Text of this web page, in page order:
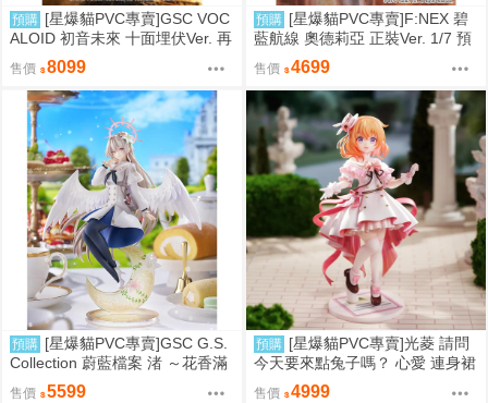
預購 [星爆貓PVC專賣]GSC VOC
ALOID 初音未來 十面埋伏Ver. 再
版 預計2027/10到貨
售價 8099
預購 [星爆貓PVC專賣]F:NEX 碧
藍航線 奧德莉亞 正裝Ver. 1/7 預
計2027/06到貨
售價 4699
預購 [星爆貓PVC專賣]GSC G.S.
Collection 蔚藍檔案 渚 ～花香滿
溢的微笑～ 預計2027/12到貨
售價 5599
預購 [星爆貓PVC專賣]光菱 請問
今天要來點兔子嗎？ 心愛 連身裙
Ver. 預計2027/08到貨
售價 4999